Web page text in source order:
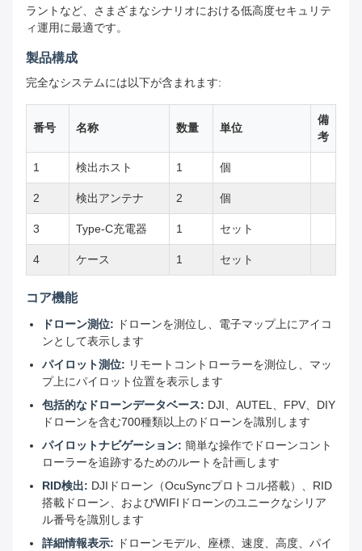
ラントなど、さまざまなシナリオにおける低高度セキュリテ
ィ運用に最適です。
製品構成
完全なシステムには以下が含まれます:
番号 名称 数量 単位
備
考
1 検出ホスト 1 個
2 検出アンテナ 2 個
3 Type-C充電器 1 セット
4 ケース 1 セット
コア機能
ドローン測位: ドローンを測位し、電子マップ上にアイコ
ンとして表示します
パイロット測位: リモートコントローラーを測位し、マッ
プ上にパイロット位置を表示します
包括的なドローンデータベース: DJI、AUTEL、FPV、DIY
ドローンを含む700種類以上のドローンを識別します
パイロットナビゲーション: 簡単な操作でドローンコント
ローラーを追跡するためのルートを計画します
RID検出: DJIドローン（OcuSyncプロトコル搭載）、RID
搭載ドローン、およびWIFIドローンのユニークなシリア
ル番号を識別します
詳細情報表示: ドローンモデル、座標、速度、高度、パイ